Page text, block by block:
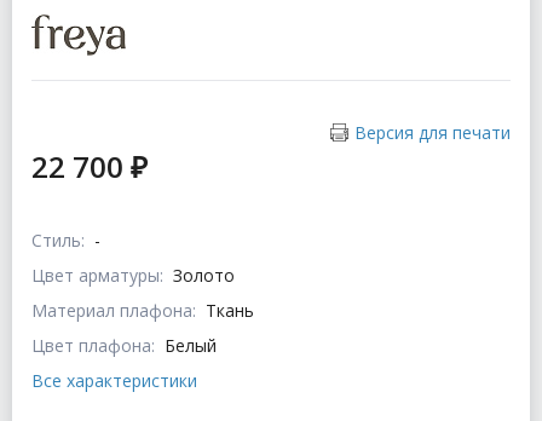
Версия для печати
22 700 ₽
Стиль: -
Цвет арматуры: Золото
Материал плафона: Ткань
Цвет плафона: Белый
Все характеристики